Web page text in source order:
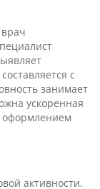
с
занимает
ускоренная
оформлением
активности.